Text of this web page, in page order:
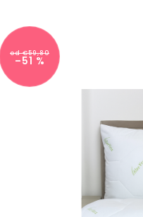
od €59,80
–51 %